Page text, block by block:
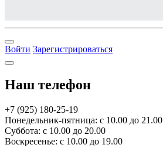
Войти Зарегистрироваться
Наш телефон
+7 (925) 180-25-19
Понедельник-пятница: с 10.00 до 21.00
Суббота: с 10.00 до 20.00
Воскресенье: с 10.00 до 19.00